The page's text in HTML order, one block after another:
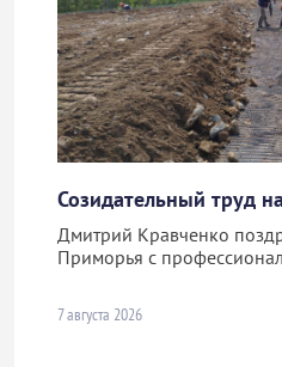
Созидательный труд
Дмитрий Кравченко
Приморья с
7 августа 2026